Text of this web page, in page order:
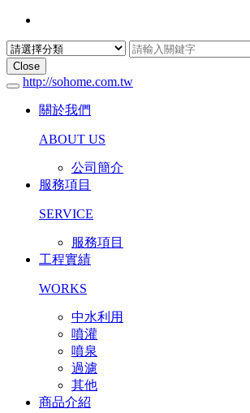
Close
http://sohome.com.tw
關於我們
ABOUT US
公司簡介
服務項目
SERVICE
服務項目
工程實績
WORKS
中水利用
噴灌
噴泉
過濾
其他
商品介紹